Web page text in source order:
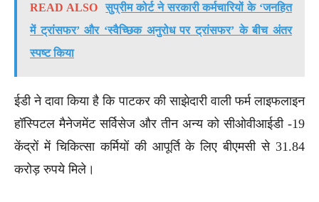
READ ALSO
सुप्रीम कोर्ट ने सरकारी कर्मचारियों के ‘जनहित
में ट्रांसफर’ और ‘स्वैच्छिक अनुरोध पर ट्रांसफर’ के बीच अंतर
स्पष्ट किया
ईडी ने दावा किया है कि पाटकर की साझेदारी वाली फर्म लाइफलाइन
हॉस्पिटल मैनेजमेंट सर्विसेज और तीन अन्य को सीओवीआईडी ​​-19
केंद्रों में चिकित्सा कर्मियों की आपूर्ति के लिए बीएमसी से 31.84
करोड़ रुपये मिले।